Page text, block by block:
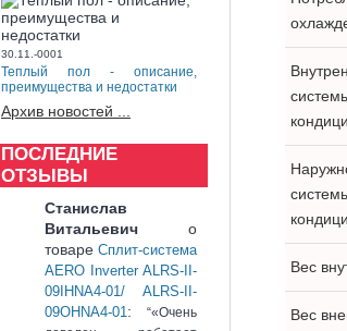
30.11.-0001
Теплый пол - описание,
преимущества и недостатки
Архив новостей ...
ПОСЛЕДНИЕ
ОТЗЫВЫ
Станислав
Витальевич о
товаре Сплит-система
AERO Inverter ALRS-II-
09IHNA4-01/ ALRS-II-
09OHNA4-01:
«Очень
Вес
Вес